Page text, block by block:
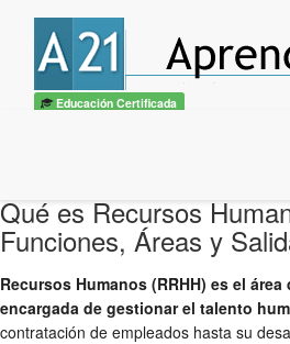
Educación Certificada
Qué es Recursos
Funciones, Áreas y
Recursos Humanos (RRHH) es el
encargada de gestionar el talento
contratación de empleados hasta su